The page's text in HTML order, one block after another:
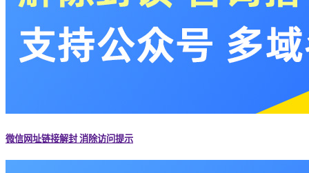
微信网址链接解封 消除访问提示